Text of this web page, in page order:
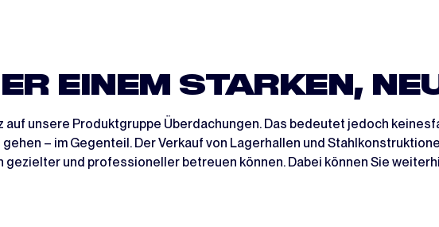
EINEM STARKEN,
unsere Produktgruppe Überdachungen. Das bedeutet jedoch
– im Gegenteil. Der Verkauf von Lagerhallen und
und professioneller betreuen können. Dabei können Sie